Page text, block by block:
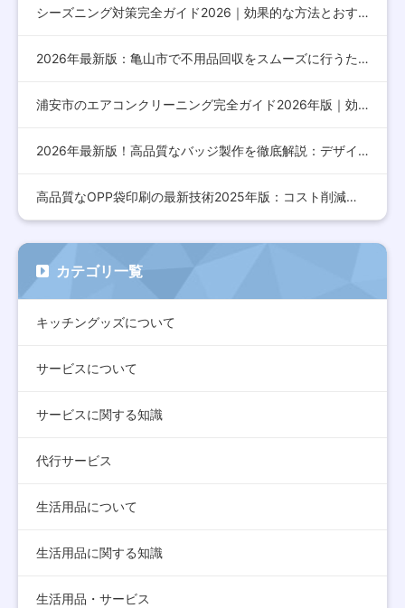
シーズニング対策完全ガイド2026｜効果的な方法とおすすめア…
2026年最新版：亀山市で不用品回収をスムーズに行うための完…
浦安市のエアコンクリーニング完全ガイド2026年版｜効果的な…
2026年最新版！高品質なバッジ製作を徹底解説：デザインから…
高品質なOPP袋印刷の最新技術2025年版：コスト削減とデザ…
カテゴリ一覧
キッチングッズについて
サービスについて
サービスに関する知識
代行サービス
生活用品について
生活用品に関する知識
生活用品・サービス